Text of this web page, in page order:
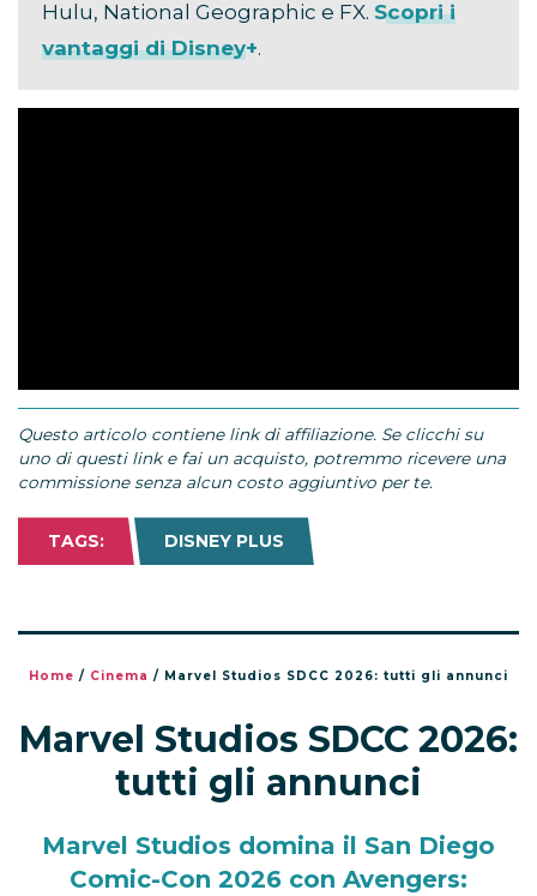
Hulu, National Geographic e FX. Scopri i
vantaggi di Disney+.
Questo articolo contiene link di affiliazione. Se clicchi su
uno di questi link e fai un acquisto, potremmo ricevere una
commissione senza alcun costo aggiuntivo per te.
TAGS: DISNEY PLUS
Home / Cinema / Marvel Studios SDCC 2026: tutti gli annunci
Marvel Studios SDCC 2026:
tutti gli annunci
Marvel Studios domina il San Diego
Comic-Con 2026 con Avengers: